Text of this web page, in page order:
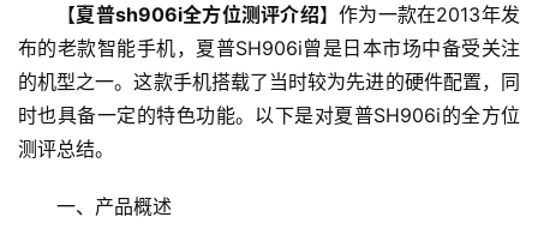
【夏普sh906i全方位测评介绍】作为一款在2013年发
布的老款智能手机，夏普SH906i曾是日本市场中备受关注
的机型之一。这款手机搭载了当时较为先进的硬件配置，同
时也具备一定的特色功能。以下是对夏普SH906i的全方位
测评总结。
一、产品概述